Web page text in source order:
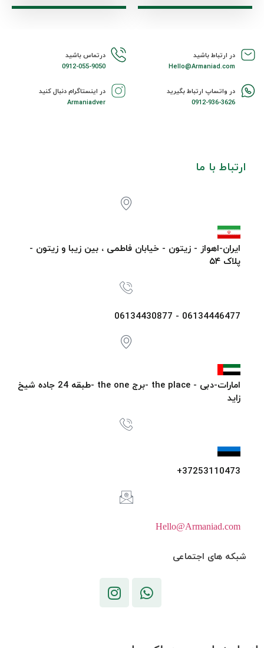
در ارتباط باشید
Hello@Armaniad.com
درتماس باشید
0912-055-9050
در واتساپ ارتباط بگیرید
0912-936-3626
در اینستاگرام دنبال کنید
Armaniadver
ارتباط با ما
ایران-اهواز - زیتون - خیابان فاطمی ، بین زیبا و زیتون -
پلاک ۵۴
06134446477 - 06134430877
امارات-دبی - the place -برج the one -طبقه 24 جاده شیخ
زاید
37253110473+
Hello@Armaniad.com
شبکه های اجتماعی